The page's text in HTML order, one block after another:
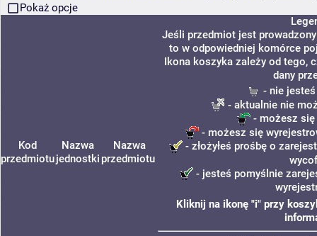
Pokaż opcje
Kod
przedmiotu
Nazwa
jednostki
Nazwa
przedmiotu
Jeśli przedmiot jest
to w odpowiedniej komórce
Ikona koszyka zależy od tego,
dany
- nie
- aktualnie nie
- możesz
- możesz się
- złożyłeś prośbę o
- jesteś pomyślnie
Kliknij na ikonę "i" przy